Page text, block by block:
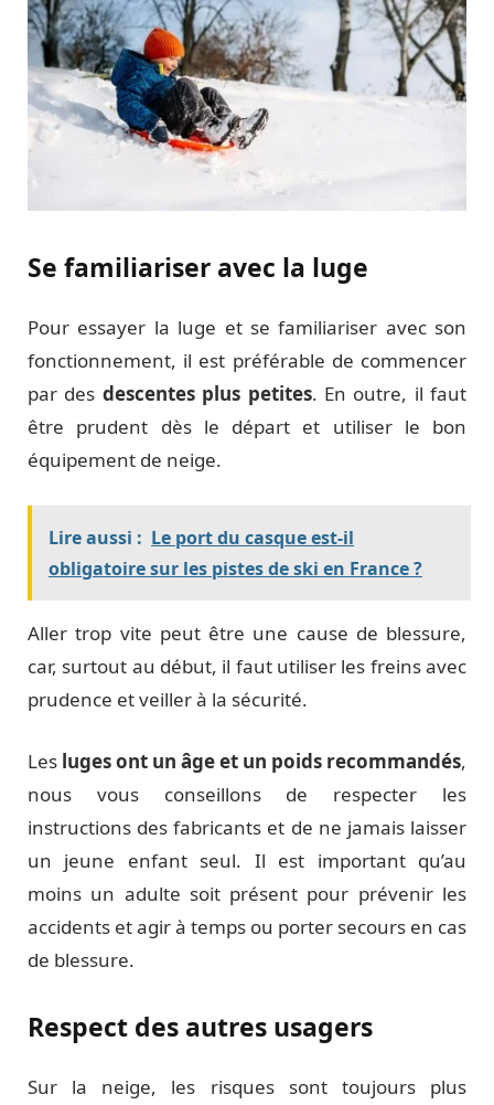
Se familiariser avec la luge
Pour essayer la luge et se familiariser avec son
fonctionnement, il est préférable de commencer
par des descentes plus petites. En outre, il faut
être prudent dès le départ et utiliser le bon
équipement de neige.
Lire aussi : Le port du casque est-il
obligatoire sur les pistes de ski en France ?
Aller trop vite peut être une cause de blessure,
car, surtout au début, il faut utiliser les freins avec
prudence et veiller à la sécurité.
Les luges ont un âge et un poids recommandés,
nous vous conseillons de respecter les
instructions des fabricants et de ne jamais laisser
un jeune enfant seul. Il est important qu’au
moins un adulte soit présent pour prévenir les
accidents et agir à temps ou porter secours en cas
de blessure.
Respect des autres usagers
Sur la neige, les risques sont toujours plus